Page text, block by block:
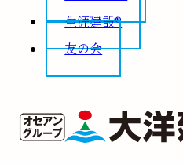
生涯建設®
友の会